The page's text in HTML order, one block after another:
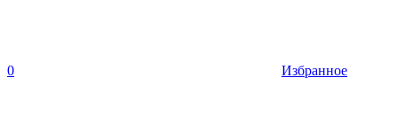
0 Избранное